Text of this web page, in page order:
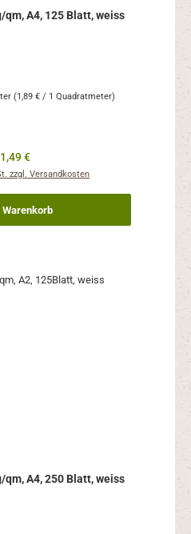
A4, 125 Blatt, weiss
(1,89 € / 1 Quadratmeter)
Preis:
€
zzgl. Versandkosten
Warenkorb
A4, 250 Blatt, weiss